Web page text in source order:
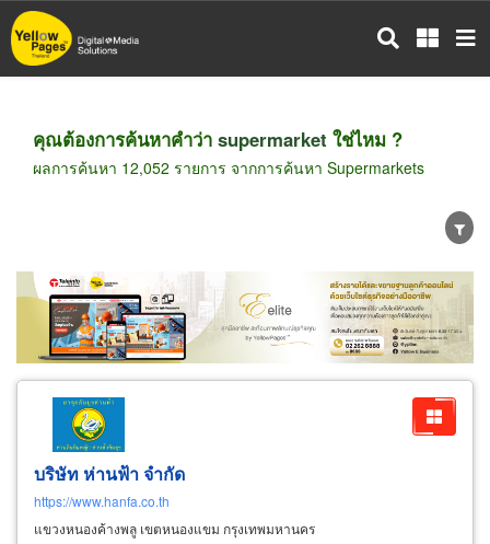
ข้าม
ไป
คุณต้องการค้นหาคำว่า supermarket ใช่ไหม ?
ผลการค้นหา 12,052 รายการ จากการค้นหา Supermarkets
ขายส่ง ขายปลีก ผู้ผลิต
ตัวแทนจัดจำหน่าย
ผู้ส่งออก/นำเข้า
ธุรกิจบริการ
บริษัท ห่านฟ้า จำกัด
https://www.hanfa.co.th
แขวงหนองค้างพลู เขตหนองแขม กรุงเทพมหานคร